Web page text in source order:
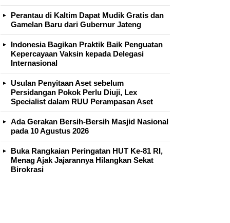
Perantau di Kaltim Dapat Mudik Gratis dan
Gamelan Baru dari Gubernur Jateng
Indonesia Bagikan Praktik Baik Penguatan
Kepercayaan Vaksin kepada Delegasi
Internasional
Usulan Penyitaan Aset sebelum
Persidangan Pokok Perlu Diuji, Lex
Specialist dalam RUU Perampasan Aset
Ada Gerakan Bersih-Bersih Masjid Nasional
pada 10 Agustus 2026
Buka Rangkaian Peringatan HUT Ke-81 RI,
Menag Ajak Jajarannya Hilangkan Sekat
Birokrasi